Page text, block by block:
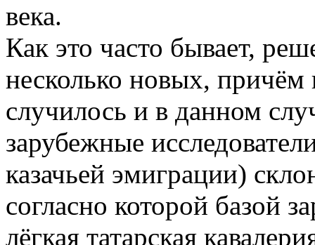
века.
Как это часто бывает,
несколько новых,
случилось и в данном
зарубежные
казачьей эмиграции)
согласно которой базой
лёгкая татарская